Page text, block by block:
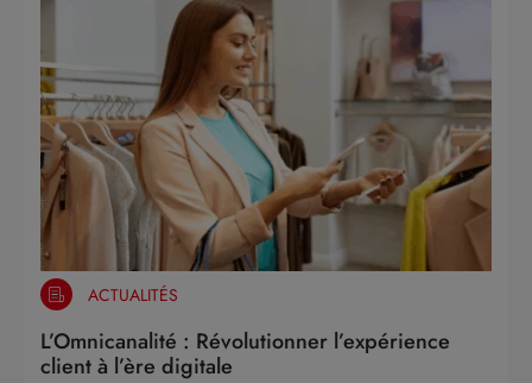
ACTUALITÉS
L’Omnicanalité : Révolutionner l’expérience
client à l’ère digitale